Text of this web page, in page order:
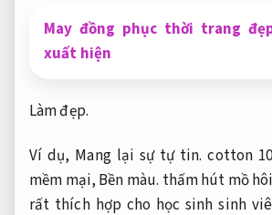
May đồng phục thời trang
xuất hiện
Làm đẹp.
Ví dụ, Mang lại sự tự tin. cotton
mềm mại, Bền màu. thấm hút mồ
rất thích hợp cho học sinh sinh